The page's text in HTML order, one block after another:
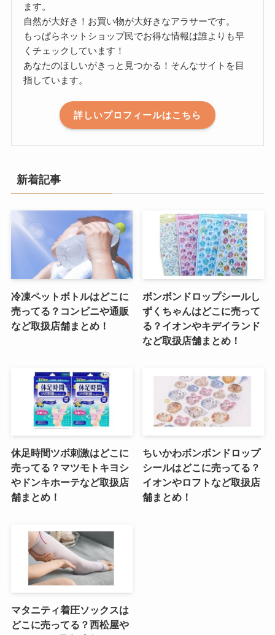
ます。
自然が大好き！お買い物が大好きなアラサーです。
もっぱらネットショップ民でお得な情報は誰よりも早
くチェックしています！
あなたのほしいがきっと見つかる！そんなサイトを目
指しています。
詳しいプロフィールはこちら
新着記事
冷凍ペットボトルはどこに
売ってる？コンビニや通販
など取扱店舗まとめ！
ボンボンドロップシールし
ずくちゃんはどこに売って
る？イオンやキデイランド
など取扱店舗まとめ！
休足時間ツボ刺激はどこに
売ってる？マツモトキヨシ
やドンキホーテなど取扱店
舗まとめ！
ちいかわボンボンドロップ
シールはどこに売ってる？
イオンやロフトなど取扱店
舗まとめ！
マタニティ着圧ソックスは
どこに売ってる？西松屋や